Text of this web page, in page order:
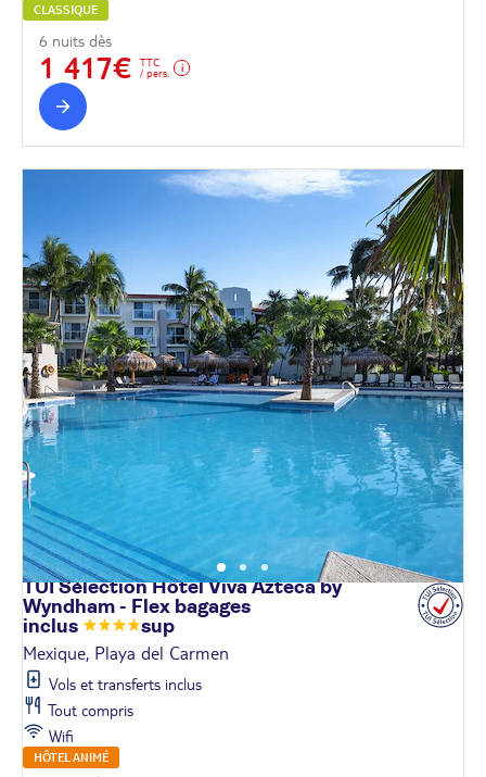
CLASSIQUE
6 nuits dès
1 417€
TTC
/ pers.
TUI Sélection Hôtel Viva Azteca by
Wyndham - Flex bagages
inclus
sup
Mexique, Playa del Carmen
Vols et transferts inclus
Tout compris
Wifi
HÔTEL ANIMÉ